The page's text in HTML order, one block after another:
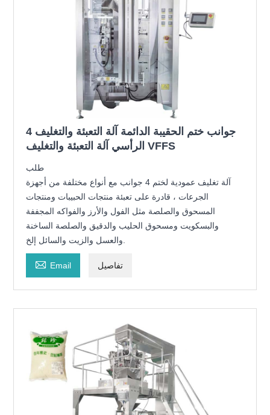
4 جوانب ختم الحقيبة الدائمة آلة التعبئة والتغليف
الرأسي آلة التعبئة والتغليف VFFS
طلب
آلة تغليف عمودية لختم 4 جوانب مع أنواع مختلفة من أجهزة
الجرعات ، قادرة على تعبئة منتجات الحبيبات ومنتجات
المسحوق والصلصة مثل الفول والأرز والفواكه المجففة
والبسكويت ومسحوق الحليب والدقيق والصلصة الساخنة
والعسل والزيت والسائل إلخ.
 Email تفاصيل